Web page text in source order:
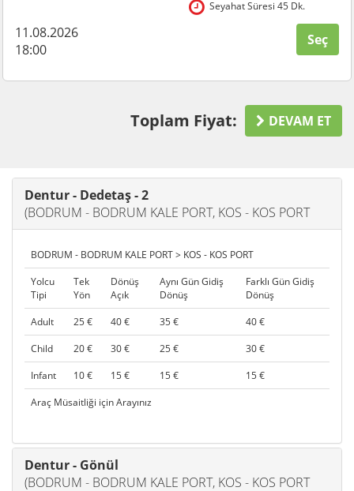
Seyahat Süresi 45 Dk.
11.08.2026
18:00
Seç
Toplam Fiyat: DEVAM ET
Dentur - Dedetaş - 2
(BODRUM - BODRUM KALE PORT, KOS - KOS PORT
BODRUM - BODRUM KALE PORT > KOS - KOS PORT
Yolcu
Tipi
Tek
Yön
Dönüş
Açık
Aynı Gün Gidiş
Dönüş
Farklı Gün Gidiş
Dönüş
Adult
25 € 40 € 35 €
40 €
Child
20 € 30 € 25 €
30 €
Infant
10 € 15 € 15 €
15 €
Araç Müsaitliği için Arayınız
Dentur - Gönül
(BODRUM - BODRUM KALE PORT, KOS - KOS PORT